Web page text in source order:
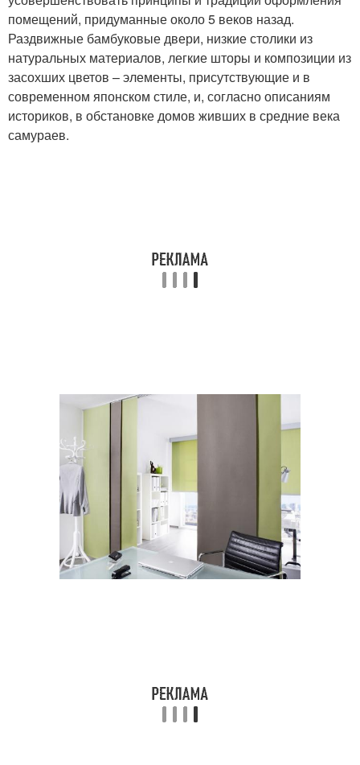
Дом в стиле Английский стиль
Средиземноморский
стиле
помещений, придуманные около 5 веков назад.
Раздвижные бамбуковые двери, низкие столики из
натуральных материалов, легкие шторы и композиции из
засохших цветов – элементы, присутствующие и в
современном японском стиле, и, согласно описаниям
историков, в обстановке домов живших в средние века
самураев.